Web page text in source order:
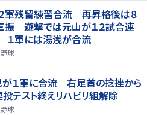
残留練習合流 再昇格後は８
振 遊撃では元山が１２試合連
軍には湯浅が合流
野球
が１軍に合流 右足首の捻挫から
テスト終えリハビリ組解除
野球